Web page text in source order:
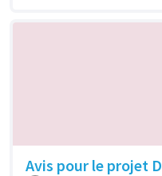
Avis pour le projet D